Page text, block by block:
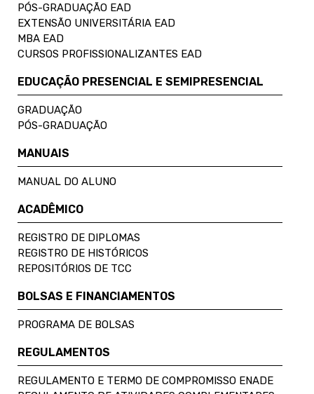
PÓS-GRADUAÇÃO EAD
EXTENSÃO UNIVERSITÁRIA EAD
MBA EAD
CURSOS PROFISSIONALIZANTES EAD
EDUCAÇÃO PRESENCIAL E SEMIPRESENCIAL
GRADUAÇÃO
PÓS-GRADUAÇÃO
MANUAIS
MANUAL DO ALUNO
ACADÊMICO
REGISTRO DE DIPLOMAS
REGISTRO DE HISTÓRICOS
REPOSITÓRIOS DE TCC
BOLSAS E FINANCIAMENTOS
PROGRAMA DE BOLSAS
REGULAMENTOS
REGULAMENTO E TERMO DE COMPROMISSO ENADE